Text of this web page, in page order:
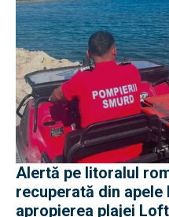
Alertă pe litoralul
recuperată din apele
apropierea plajei